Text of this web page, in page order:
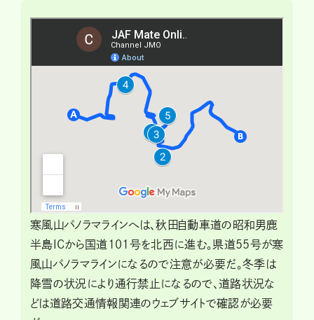
寒風山パノラマラインへは、秋田自動車道の昭和男鹿
半島ICから国道101号を北西に進む。県道55号が寒
風山パノラマラインになるので注意が必要だ。冬季は
降雪の状況により通行禁止になるので、道路状況な
どは道路交通情報関連のウェブサイトで確認が必要